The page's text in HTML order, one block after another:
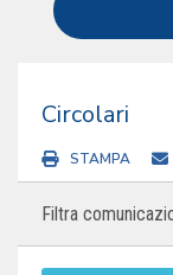
Circolari
STAMPA
Filtra